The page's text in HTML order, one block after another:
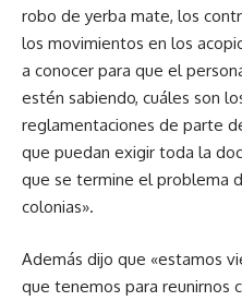
robo de yerba mate, los
los movimientos en los
a conocer para que el
estén sabiendo, cuáles son
reglamentaciones de parte
que puedan exigir toda la
que se termine el problema
colonias».
Además dijo que «estamos
que tenemos para reunirnos